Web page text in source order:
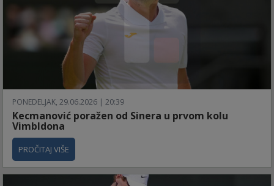
PONEDELJAK, 29.06.2026 | 20:39
Kecmanović poražen od Sinera u prvom kolu
Vimbldona
PROČITAJ VIŠE